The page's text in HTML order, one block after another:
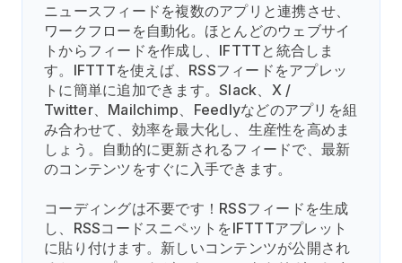
ニュースフィードを複数のアプリと連携させ、
ワークフローを自動化。ほとんどのウェブサイ
トからフィードを作成し、IFTTTと統合しま
す。IFTTTを使えば、RSSフィードをアプレッ
トに簡単に追加できます。Slack、X /
Twitter、Mailchimp、Feedlyなどのアプリを組
み合わせて、効率を最大化し、生産性を高めま
しょう。自動的に更新されるフィードで、最新
のコンテンツをすぐに入手できます。
コーディングは不要です！RSSフィードを生成
し、RSSコードスニペットをIFTTTアプレット
に貼り付けます。新しいコンテンツが公開され